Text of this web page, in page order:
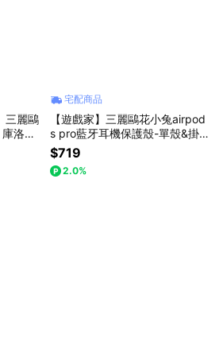
三麗鷗
洛米
G10
宅配商品
【遊戲家】三麗鷗花小兔airpod
s pro藍牙耳機保護殼-單殼&掛飾
硬殼防摔
$719
2.0%